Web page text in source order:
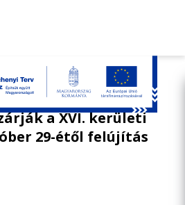
változások
a XVI. kerületi
29-étől felújítás